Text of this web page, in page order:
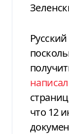
Русский язык лишили защиты,
написал
что 12